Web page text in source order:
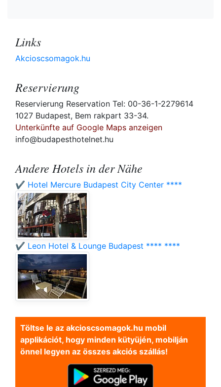
Links
Akcioscsomagok.hu
Reservierung
Reservierung Reservation Tel: 00-36-1-2279614
1027 Budapest, Bem rakpart 33-34.
Unterkünfte auf Google Maps anzeigen
info@budapesthotelnet.hu
Andere Hotels in der Nähe
✔️ Hotel Mercure Budapest City Center ****
✔️ Leon Hotel & Lounge Budapest **** ****
Töltse le az akcioscsomagok.hu mobil
applikációt, hogy minden kütyüjén, mobilján
önnel legyen az összes akciós szállás!